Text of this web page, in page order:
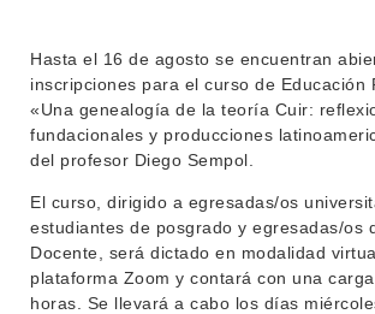
INVESTIGACIÓN
EXTENSIÓN
OFERTA DE GRADO
POSGRADOS
EDUCACIÓN PERMANENTE
BIBLIOTECA
Hasta el 16 de agosto se encuentran
inscripciones para el curso de Educación
«Una genealogía de la teoría Cuir:
fundacionales y producciones
del profesor Diego Sempol.
El curso, dirigido a egresadas/os
estudiantes de posgrado y egresadas/os
Docente, será dictado en modalidad
plataforma Zoom y contará con una
horas. Se llevará a cabo los días